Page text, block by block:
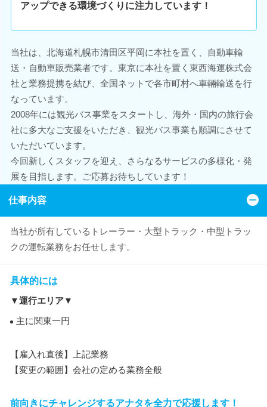
アップできる環境づくりに注力しています！
当社は、北海道札幌市清田区平岡に本社を置く、自動車輸
送・自動車販売業者です。東京に本社を置く東西海運株式会
社と業務提携を結び、全国ネットで各市町村へ車輛輸送を行
なっています。
2008年には観光バス事業をスタートし、海外・国内の旅行会
社に多大なご支援をいただき、観光バス事業も順調にさせて
いただいています。
今回新しくスタッフを迎え、さらなるサービスの多様化・発
展を目指します。ご応募お待ちしています！
仕事内容
当社が所有しているトレーラー・大型トラック・中型トラッ
クの運転業務をお任せします。
具体的には
▼運行エリア▼
主に関東一円
【雇入れ直後】上記業務
【変更の範囲】会社の定める業務全般
前向きにチャレンジするアナタを全力で応援します！